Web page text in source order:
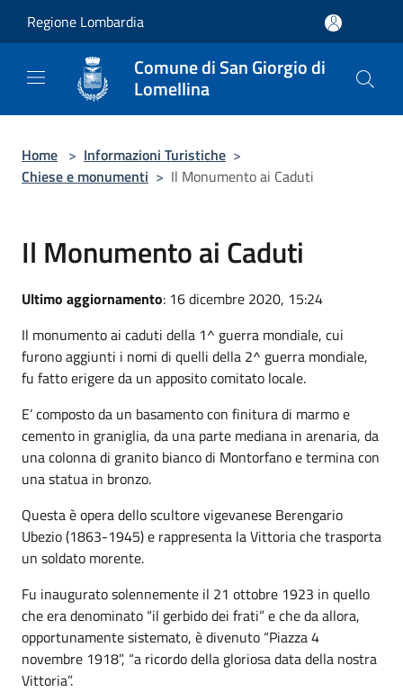
Regione Lombardia
Comune di San Giorgio di
Lomellina
Home > Informazioni Turistiche >
Chiese e monumenti > Il Monumento ai Caduti
Il Monumento ai Caduti
Ultimo aggiornamento: 16 dicembre 2020, 15:24
Il monumento ai caduti della 1^ guerra mondiale, cui
furono aggiunti i nomi di quelli della 2^ guerra mondiale,
fu fatto erigere da un apposito comitato locale.
E’ composto da un basamento con finitura di marmo e
cemento in graniglia, da una parte mediana in arenaria, da
una colonna di granito bianco di Montorfano e termina con
una statua in bronzo.
Questa è opera dello scultore vigevanese Berengario
Ubezio (1863-1945) e rappresenta la Vittoria che trasporta
un soldato morente.
Fu inaugurato solennemente il 21 ottobre 1923 in quello
che era denominato “il gerbido dei frati” e che da allora,
opportunamente sistemato, è divenuto “Piazza 4
novembre 1918”, “a ricordo della gloriosa data della nostra
Vittoria”.